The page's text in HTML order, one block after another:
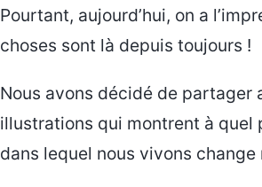
Pourtant, aujourd’hui, on a
choses sont là depuis toujours !
Nous avons décidé de partager
illustrations qui montrent à quel
dans lequel nous vivons